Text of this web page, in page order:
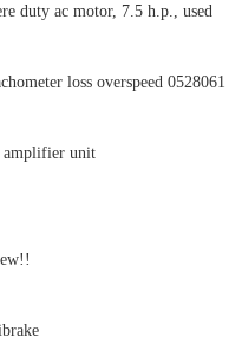
duty ac motor, 7.5 h.p., used
loss overspeed 0528061
amplifier unit